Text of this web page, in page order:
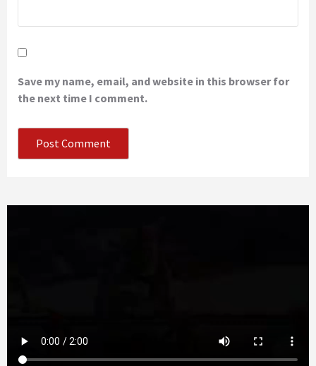
Save my name, email, and website in this browser for
the next time I comment.